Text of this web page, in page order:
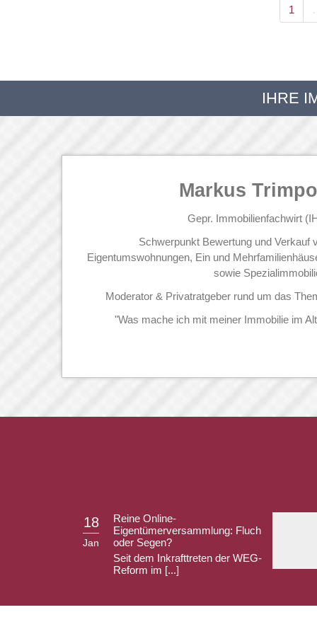
1
IHRE
Markus
Gepr. Immobilienfachwirt
Schwerpunkt Bewertung und Verkauf
Eigentumswohnungen, Ein und
sowie
Moderator & Privatratgeber rund um das
"Was mache ich mit meiner Immobilie im
18
Jan
Reine Online-
Eigentümerversammlung: Fluch
oder Segen?
Seit dem Inkrafttreten der WEG-
Reform im [...]